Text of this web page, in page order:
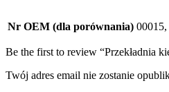
Nr OEM (dla porównania)
Be the first to review “Przekładnia
Twój adres email nie zostanie